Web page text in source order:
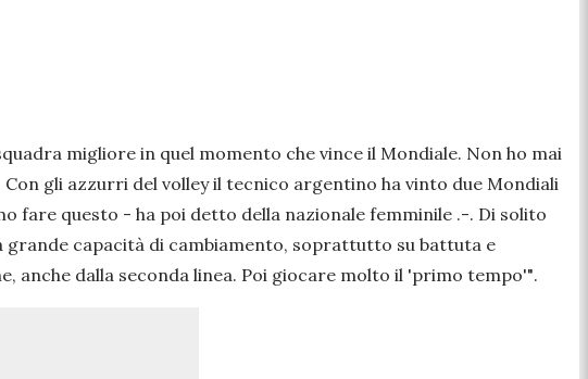
migliore in quel momento che vince il Mondiale. Non ho mai
Con gli azzurri del volley il tecnico argentino ha vinto due Mondiali
fare questo - ha poi detto della nazionale femminile .-. Di solito
capacità di cambiamento, soprattutto su battuta e
anche dalla seconda linea. Poi giocare molto il 'primo tempo'".